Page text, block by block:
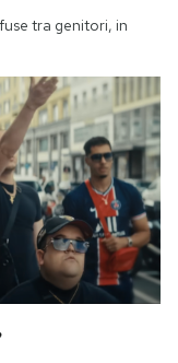
tra genitori, in